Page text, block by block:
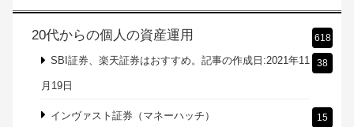
ヒロセ通商とJFXの違いを億り人が徹底比
較。どっちがおすすめ？